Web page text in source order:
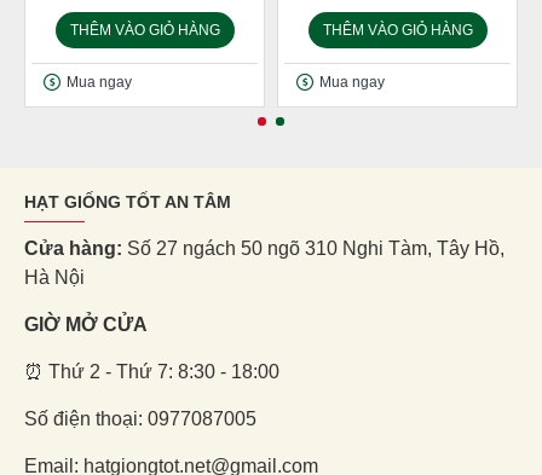
THÊM VÀO GIỎ HÀNG
Mua ngay
THÊM VÀO GIỎ HÀNG
Mua ngay
HẠT GIỐNG TỐT AN TÂM
Cửa hàng: Số 27 ngách 50 ngõ 310 Nghi Tàm, Tây Hồ,
Hà Nội
GIỜ MỞ CỬA
⏰ Thứ 2 - Thứ 7: 8:30 - 18:00
Số điện thoại: 0977087005
Email: hatgiongtot.net@gmail.com